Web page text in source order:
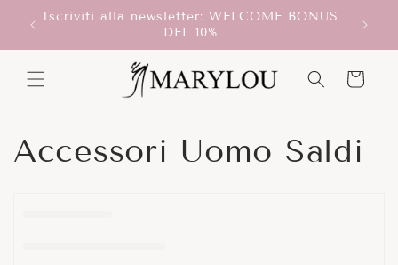
direttamente
Iscriviti alla newsletter: WELCOME BONUS
DEL 10%
Carrello
C
Accessori Uomo Saldi